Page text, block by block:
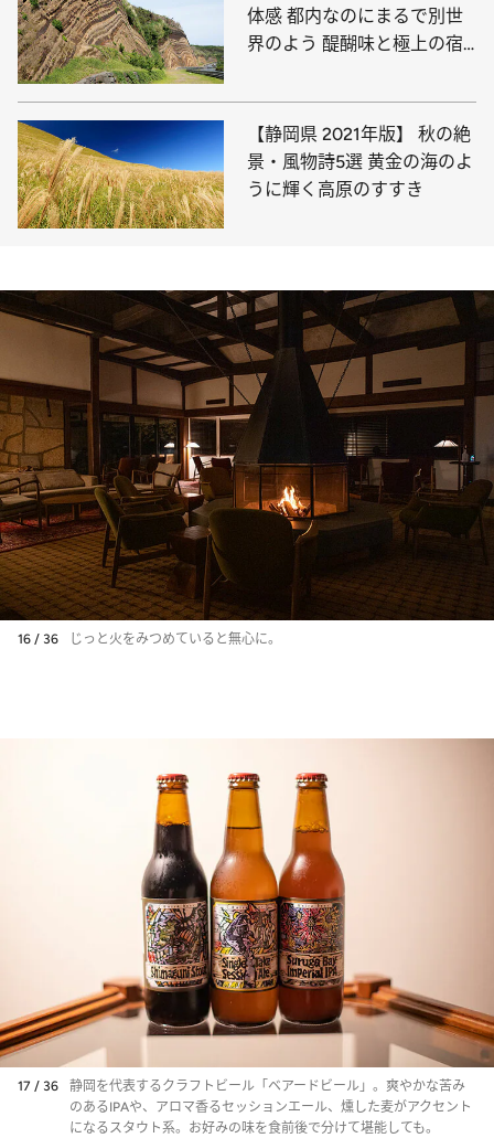
体感 都内なのにまるで別世
界のよう 醍醐味と極上の宿
【静岡県 2021年版】 秋の絶
景・風物詩5選 黄金の海のよ
うに輝く高原のすすき
16 / 36 じっと火をみつめていると無心に。
17 / 36
静岡を代表するクラフトビール「ベアードビール」。爽やかな苦み
のあるIPAや、アロマ香るセッションエール、燻した麦がアクセント
になるスタウト系。お好みの味を食前後で分けて堪能しても。